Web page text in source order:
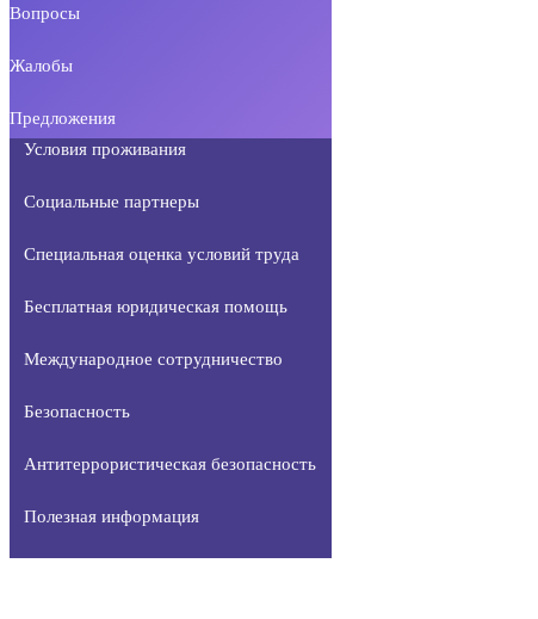
Вопросы
Жалобы
Предложения
Условия проживания
Социальные партнеры
Специальная оценка условий труда
Бесплатная юридическая помощь
Международное сотрудничество
Безопасность
Антитеррористическая безопасность
Полезная информация